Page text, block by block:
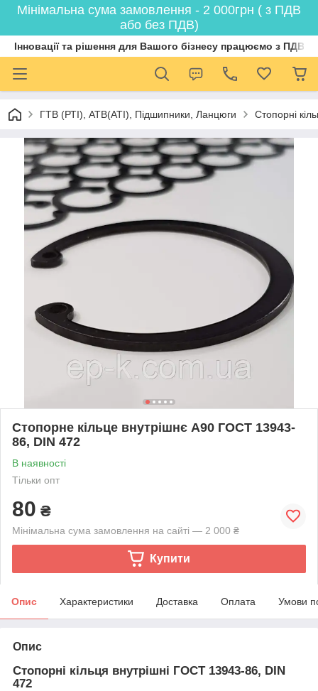
Мінімальна сума замовлення - 2 000грн ( з ПДВ
або без ПДВ)
Інновації та рішення для Вашого бізнесу працюємо з ПДВ
ГТВ (РТI), АТВ(АТI), Пiдшипники, Ланцюги Стопорні
Стопорне кільце внутрішнє А90 ГОСТ 13943-
86, DIN 472
В наявності
Тільки опт
80 ₴
Мінімальна сума замовлення на сайті — 2 000 ₴
Купити
Опис Характеристики Доставка Оплата Умови
Опис
Стопорні кільця внутрішні ГОСТ 13943-86, DIN
472